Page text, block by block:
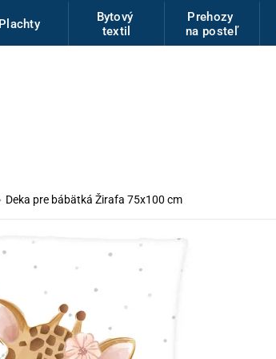
Plachty
Bytový
textil
Prehozy
na posteľ
Deka pre bábätká Žirafa 75x100 cm